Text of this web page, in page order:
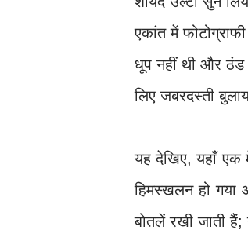
एकांत में
धूप नहीं थी और ठंड
लिए जबरदस्ती
यह देखिए, यहाँ एक
हिमस्खलन हो गया
बोतलें रखी जाती